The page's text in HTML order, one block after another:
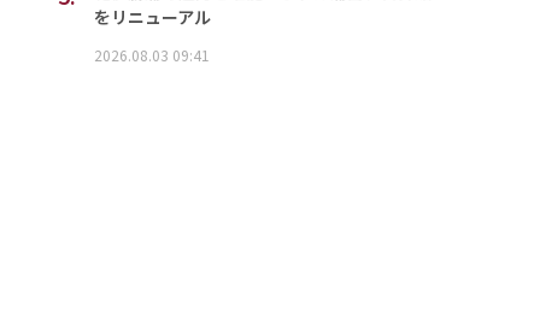
をリニューアル
2026.08.03 09:41